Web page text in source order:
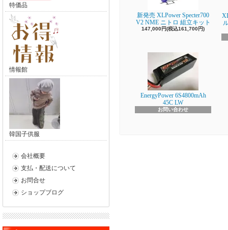
特価品
情報館
韓国子供服
会社概要
支払・配送について
お問合せ
ショップブログ
新発売 XLPower Specter700
V2 NME ニトロ 組立キット
147,000円(税込161,700円)
EnergyPower 6S4800mAh
45C LW
お問い合わせ